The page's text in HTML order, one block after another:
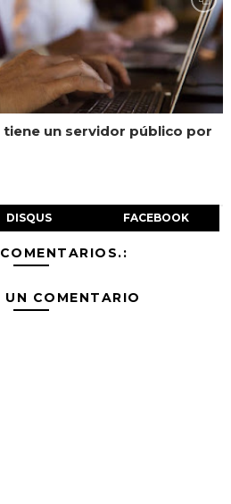
tiene un servidor público por
DISQUS FACEBOOK
UN COMENTARIO